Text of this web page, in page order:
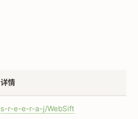
详情
s-r-e-e-r-a-j/WebSift